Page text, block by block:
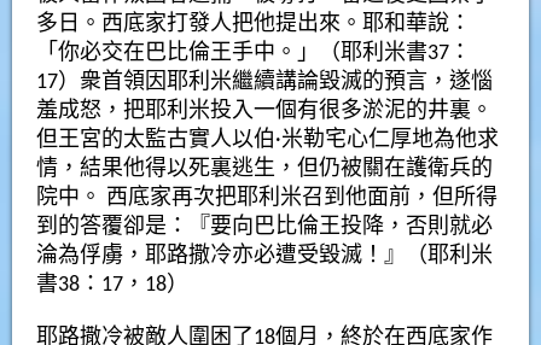
多日。西底家打發人把他提出來。耶和華說：
「你必交在巴比倫王手中。」（耶利米書37：
17）衆首領因耶利米繼續講論毀滅的預言，遂惱
羞成怒，把耶利米投入一個有很多淤泥的井裏。
但王宮的太監古實人以伯·米勒宅心仁厚地為他求
情，結果他得以死裏逃生，但仍被關在護衛兵的
院中。 西底家再次把耶利米召到他面前，但所得
到的答覆卻是：『要向巴比倫王投降，否則就必
淪為俘虜，耶路撒冷亦必遭受毀滅！』（耶利米
書38：17，18）
耶路撒冷被敵人圍困了18個月，終於在西底家作